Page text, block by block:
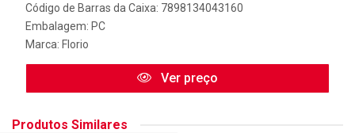
Código de Barras da Caixa: 7898134043160
Embalagem: PC
Marca: Florio
Ver preço
Produtos Similares